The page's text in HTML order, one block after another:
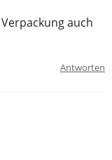
auch
Antworten